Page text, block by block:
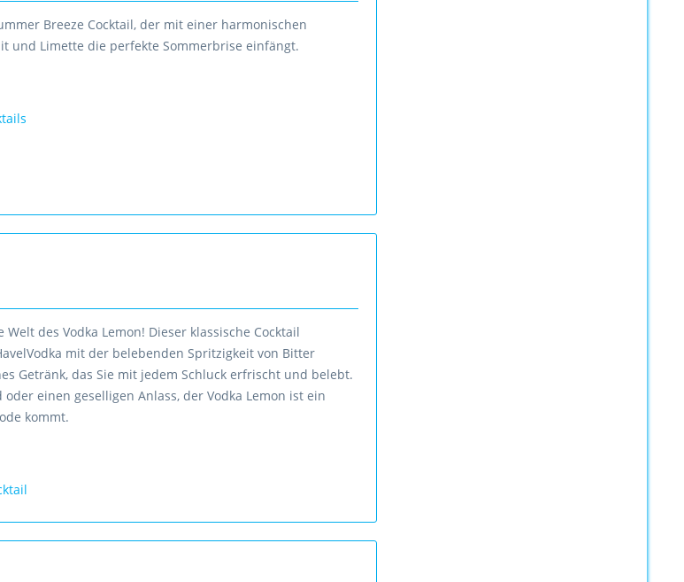
Breeze Cocktail, der mit einer harmonischen
und Limette die perfekte Sommerbrise einfängt.
des Vodka Lemon! Dieser klassische Cocktail
mit der belebenden Spritzigkeit von Bitter
Getränk, das Sie mit jedem Schluck erfrischt und belebt.
einen geselligen Anlass, der Vodka Lemon ist ein
kommt.